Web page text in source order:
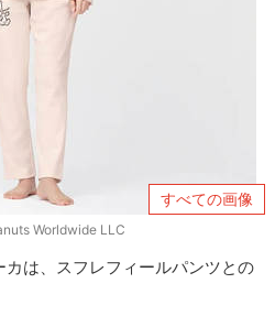
すべての画像
Worldwide LLC
は、スフレフィールパンツとの